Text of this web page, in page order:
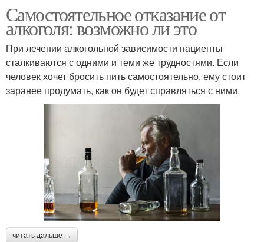
Самостоятельное отказание от
алкоголя: возможно ли это
При лечении алкогольной зависимости пациенты
сталкиваются с одними и теми же трудностями. Если
человек хочет бросить пить самостоятельно, ему стоит
заранее продумать, как он будет справляться с ними.
читать дальше →